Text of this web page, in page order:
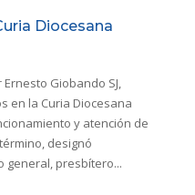
Diocesana
Giobando SJ,
en la Curia Diocesana
y atención de
designó
general, presbítero...